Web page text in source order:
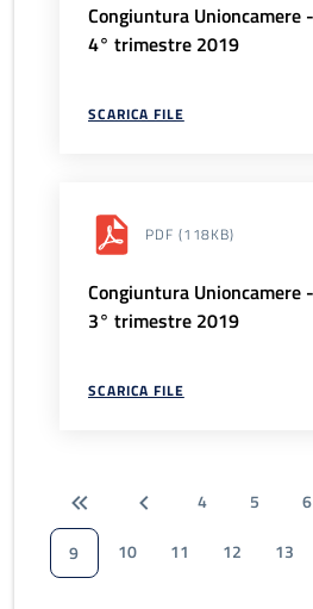
Congiuntura Unioncamere
4° trimestre 2019
SCARICA FILE
PDF (118KB)
Congiuntura Unioncamere
3° trimestre 2019
SCARICA FILE
4 5 6
9
10 11 12 13